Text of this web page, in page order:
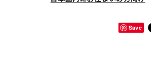
Save